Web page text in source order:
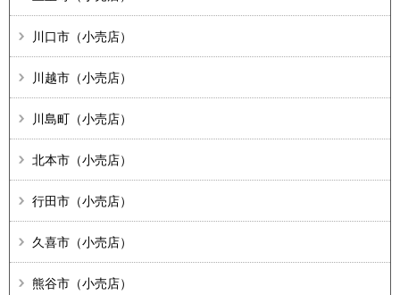
川口市（小売店）
川越市（小売店）
川島町（小売店）
北本市（小売店）
行田市（小売店）
久喜市（小売店）
熊谷市（小売店）